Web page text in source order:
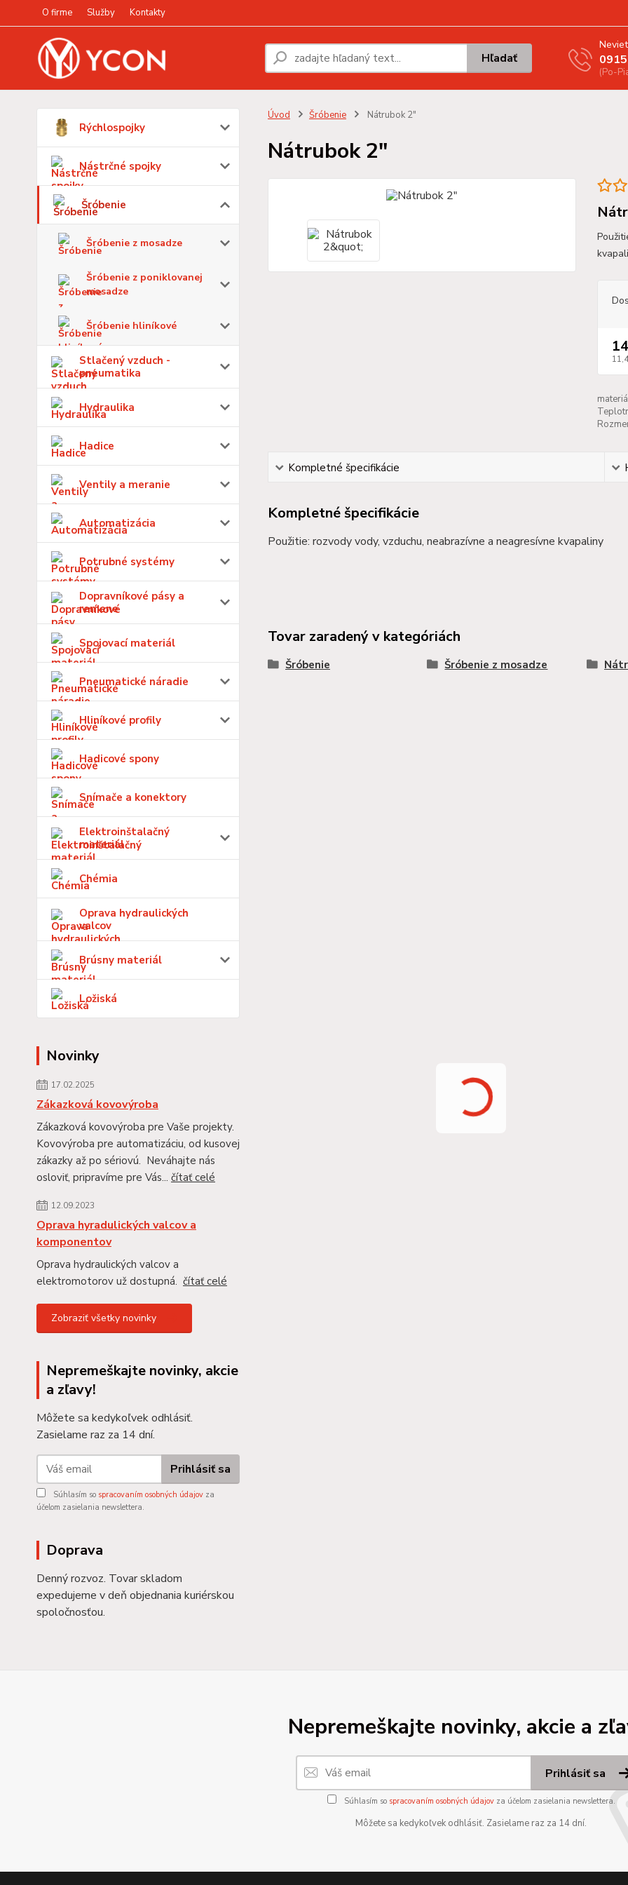
O firme Služby Kontakty
Hľadať
(Po-
Rýchlospojky
Nástrčné spojky
Šróbenie
Šróbenie z mosadze
Šróbenie z poniklovanej
mosadze
Šróbenie hliníkové
Stlačený vzduch -
pneumatika
Hydraulika
Hadice
Ventily a meranie
Automatizácia
Potrubné systémy
Dopravníkové pásy a
remene
Spojovací materiál
Pneumatické náradie
Hliníkové profily
Hadicové spony
Snímače a konektory
Elektroinštalačný
materiál
Chémia
Oprava hydraulických
valcov
Brúsny materiál
Ložiská
Novinky
17.02.2025
Zákazková kovovýroba
Zákazková kovovýroba pre Vaše projekty.
Kovovýroba pre automatizáciu, od kusovej
zákazky až po sériovú. Neváhajte nás
osloviť, pripravíme pre Vás... čítať celé
12.09.2023
Oprava hyradulických valcov a
komponentov
Oprava hydraulických valcov a
elektromotorov už dostupná. čítať celé
Zobraziť všetky novinky
Nepremeškajte novinky, akcie
a zľavy!
Môžete sa kedykoľvek odhlásiť.
Zasielame raz za 14 dní.
Prihlásiť sa
Súhlasím so spracovaním osobných údajov za
účelom zasielania newslettera.
Doprava
Denný rozvoz. Tovar skladom
expedujeme v deň objednania kuriérskou
spoločnosťou.
Úvod Šróbenie Nátrubok 2"
Nátrubok 2"
Kompletné špecifikácie
Kompletné špecifikácie
Použitie: rozvody vody, vzduchu, neabrazívne a neagresívne kvapaliny
Tovar zaradený v kategóriách
Šróbenie Šróbenie z mosadze
Nepremeškajte novinky, akcie a
Prihlásiť sa
Súhlasím so spracovaním osobných údajovza účelom zasielania newslettera.
Môžete sa kedykoľvek odhlásiť. Zasielame raz za 14 dní.